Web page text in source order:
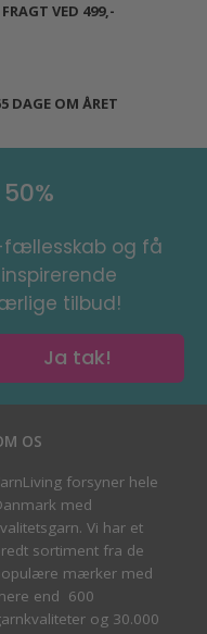
VED 499,-
DAGE OM ÅRET
fællesskab og få
tilbud!
Ja tak!
OS
forsyner hele
med
Vi har et
sortiment fra de
mærker med
end 600
og 30.000